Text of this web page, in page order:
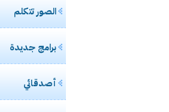
الصور تتكلم
برامج جديدة
أصدقائي